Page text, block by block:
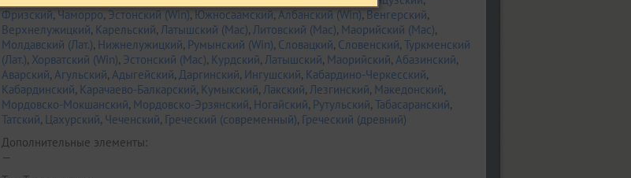
Фризский, Чаморро, Эстонский (Win), Южносаамский, Албанский (Win), Венгерский,
Верхнелужицкий, Карельский, Латышский (Mac), Литовский (Mac), Маорийский (Mac),
Молдавский (Лат.), Нижнелужицкий, Румынский (Win), Словацкий, Словенский, Туркменский
(Лат.), Хорватский (Win), Эстонский (Mac), Курдский, Латышский, Маорийский, Абазинский,
Аварский, Агульский, Адыгейский, Даргинский, Ингушский, Кабардино-Черкесский,
Кабардинский, Карачаево-Балкарский, Кумыкский, Лакский, Лезгинский, Македонский,
Мордовско-Мокшанский, Мордовско-Эрзянский, Ногайский, Рутульский, Табасаранский,
Татский, Цахурский, Чеченский, Греческий (современный), Греческий (древний)
Дополнительные элементы:
—